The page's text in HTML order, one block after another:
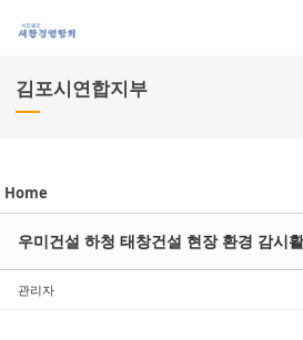
김포시연합지부
Home
우미건설 하청 태창건설 현장 환경 감시
관리자
Sketchbook5, 스케치
Sketchbook5, 스케치
Sketchbook5, 스케치
Sketchbook5, 스케치